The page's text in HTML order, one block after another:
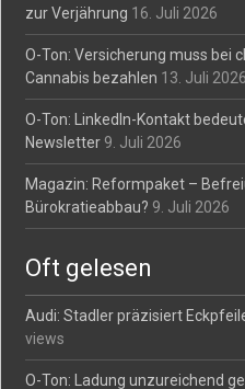
zur Verjährung 16. Juli 2026
O-Ton: Versicherung muss bei
Cannabis bezahlen 13. Juli 2026
O-Ton: LinkedIn-Kontakt
Newsletter 9. Juli 2026
Magazin: Reformpaket –
Bürokratieabbau? 9. Juli 2026
Oft gelesen
Audi: Stadler präzisiert
views
O-Ton: Ladung unzureichend